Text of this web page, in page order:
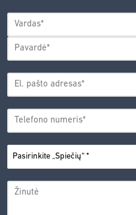
POLITIKA.*
VARDAS*
Vardas
EL.
ADRESAS*
TELEFONO
NUMERIS*
PASIRINKITE
„SPIEČIŲ“*
ŽINUTĖ